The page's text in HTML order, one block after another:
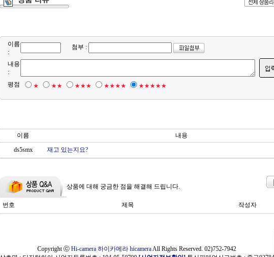
이름
:
첨부 :
내용
:
평점
★ ★★ ★★★ ★★★★ ★★★★★
이름 내용
ds5smx
재고 있는지요?
상품에 대해 궁금한 점을 해결해 드립니다.
번호 제목 작성자
Copyright ⓒ Hi-camera 하이카메라 hicameraAll Rights Reserved. 02)752-7942